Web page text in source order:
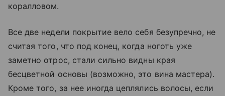
коралловом.
Все две недели покрытие вело себя безупречно, не
считая того, что под конец, когда ноготь уже
заметно отрос, стали сильно видны края
бесцветной основы (возможно, это вина мастера).
Кроме того, за нее иногда цеплялись волосы, если